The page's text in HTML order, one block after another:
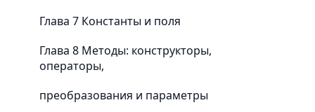
Глава 7 Константы и поля
Глава 8 Методы: конструкторы,
операторы,
преобразования и параметры